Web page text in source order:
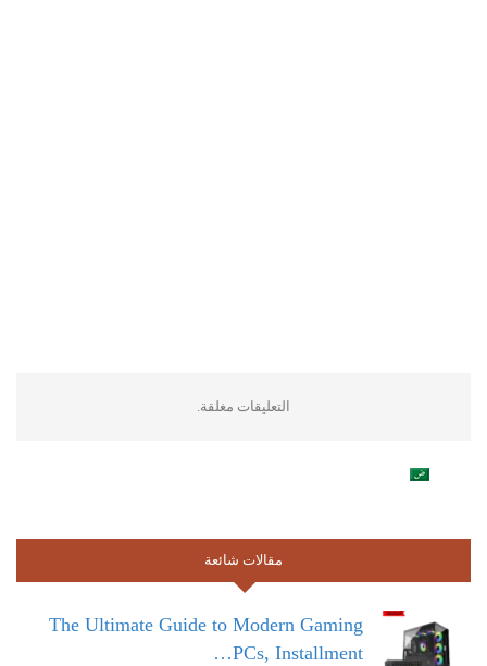
التعليقات مغلقة.
مقالات شائعة
The Ultimate Guide to Modern Gaming
PCs, Installment…